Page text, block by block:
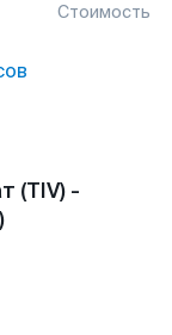
Стоимость
(TIV) -